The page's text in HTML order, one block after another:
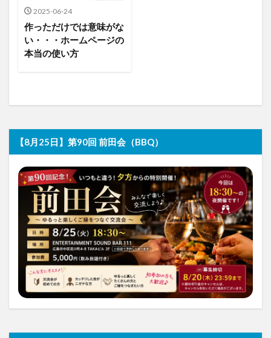
2025-06-24
作っただけでは意味がな
い・・・ホームページの
本当の使い方
【8月25日】第90回 前田会（BBQ）